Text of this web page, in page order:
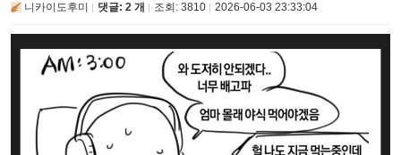
니카이도후미 댓글: 2 개 조회: 3810 2026-06-03 23:33:04